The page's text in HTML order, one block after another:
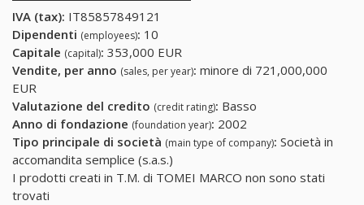
IVA (tax): IT85857849121
Dipendenti (employees): 10
Capitale (capital): 353,000 EUR
Vendite, per anno (sales, per year): minore di 721,000,000
EUR
Valutazione del credito (credit rating): Basso
Anno di fondazione (foundation year): 2002
Tipo principale di società (main type of company): Società in
accomandita semplice (s.a.s.)
I prodotti creati in T.M. di TOMEI MARCO non sono stati
trovati